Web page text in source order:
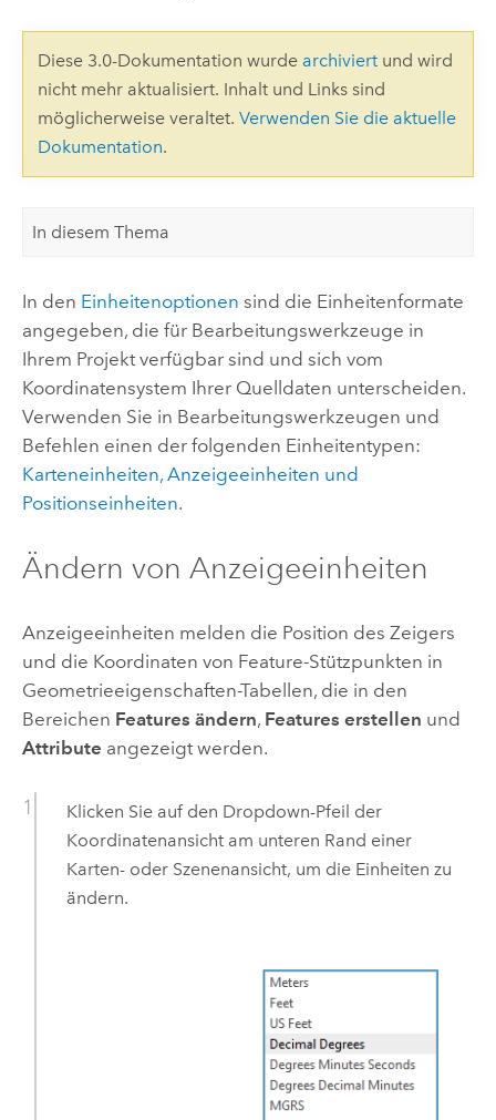
Diese 3.0-Dokumentation wurde archiviertund wird
nicht mehr aktualisiert. Inhalt und Links sind
möglicherweise veraltet. Verwenden Sie die aktuelle
Dokumentation.
In diesem Thema
In den Einheitenoptionen sind die Einheitenformate
angegeben, die für Bearbeitungswerkzeuge in
Ihrem Projekt verfügbar sind und sich vom
Koordinatensystem Ihrer Quelldaten unterscheiden.
Verwenden Sie in Bearbeitungswerkzeugen und
Befehlen einen der folgenden Einheitentypen:
Karteneinheiten, Anzeigeeinheiten und
Positionseinheiten.
Ändern von Anzeigeeinheiten
Anzeigeeinheiten melden die Position des Zeigers
und die Koordinaten von Feature-Stützpunkten in
Geometrieeigenschaften-Tabellen, die in den
Bereichen Features ändern, Features erstellen und
Attribute angezeigt werden.
Klicken Sie auf den Dropdown-Pfeil der
Koordinatenansicht am unteren Rand einer
Karten- oder Szenenansicht, um die Einheiten zu
ändern.